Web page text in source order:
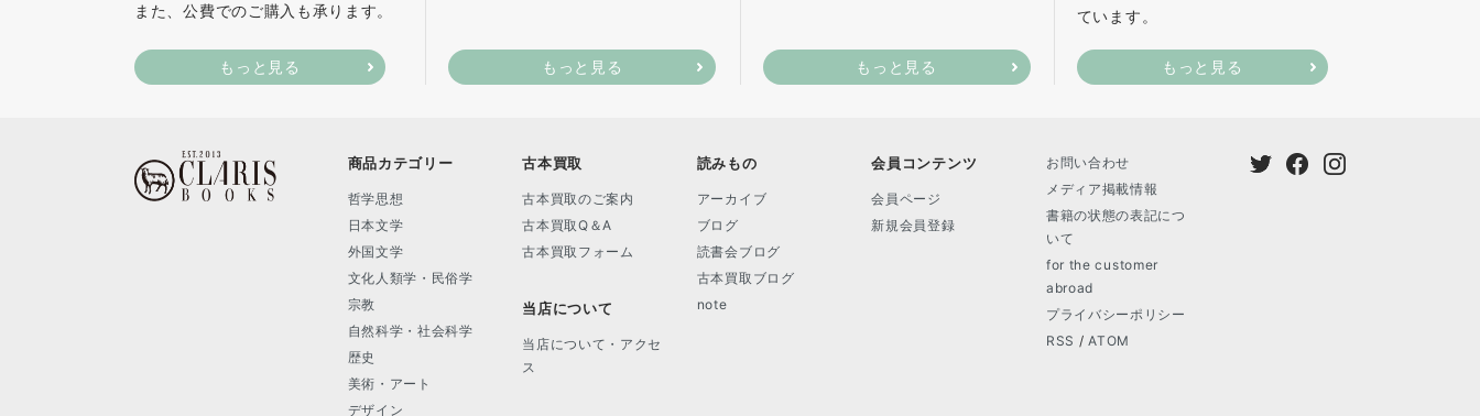
また、公費でのご購入も承ります。
もっと見る もっと見る もっと見る
ています。
もっと見る
商品カテゴリー
哲学思想
日本文学
外国文学
文化人類学・民俗学
宗教
自然科学・社会科学
歴史
美術・アート
デザイン
古本買取
古本買取のご案内
古本買取Q＆A
古本買取フォーム
当店について
当店について・アクセ
ス
読みもの
アーカイブ
ブログ
読書会ブログ
古本買取ブログ
note
会員コンテンツ
会員ページ
新規会員登録
お問い合わせ
メディア掲載情報
書籍の状態の表記につ
いて
for the customer
abroad
プライバシーポリシー
RSS /ATOM